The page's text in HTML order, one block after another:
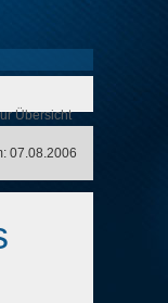
Übersicht
07.08.2006